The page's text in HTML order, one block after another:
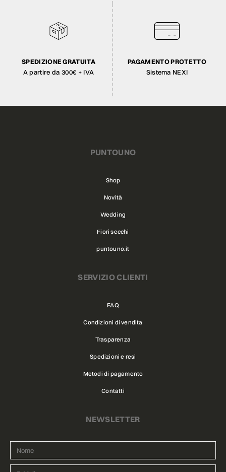
SPEDIZIONE GRATUITA
A partire da 300€ + IVA
PAGAMENTO PROTETTO
Sistema NEXI
PUNTOUNO
Shop
Novità
Wedding
Fiori secchi
puntouno.it
SERVIZIO CLIENTI
FAQ
Condizioni di vendita
Trasparenza
Spedizioni e resi
Metodi di pagamento
Contatti
NEWSLETTER